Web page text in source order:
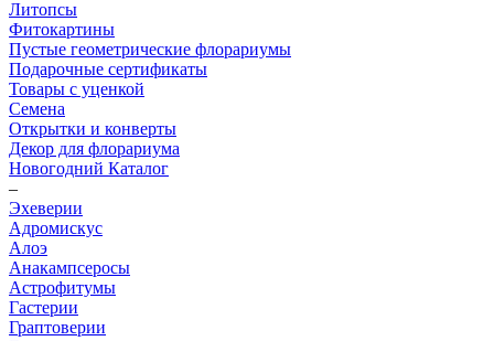
Литопсы
Фитокартины
Пустые геометрические флорариумы
Подарочные сертификаты
Товары с уценкой
Семена
Открытки и конверты
Декор для флорариума
Новогодний Каталог
–
Эхеверии
Адромискус
Алоэ
Анакампсеросы
Астрофитумы
Гастерии
Граптоверии